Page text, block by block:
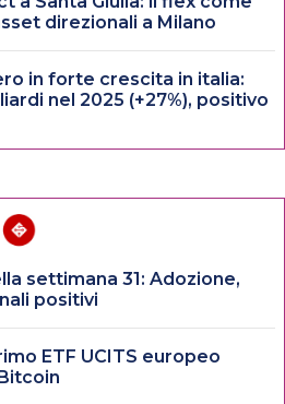
direzionali a Milano
in forte crescita in italia:
nel 2025 (+27%), positivo
settimana 31: Adozione,
positivi
ETF UCITS europeo